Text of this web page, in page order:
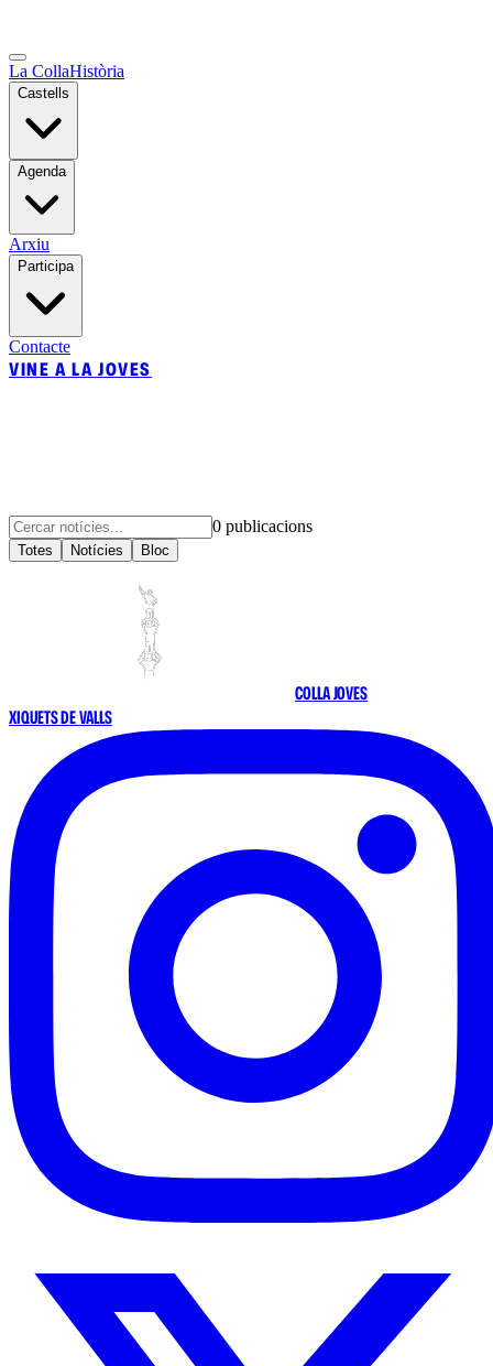
La CollaHistòria
Castells
Agenda
Arxiu
Participa
Contacte
VINE A LA JOVES
0 publicacions
Totes Notícies Bloc
COLLA JOVES
XIQUETS DE VALLS